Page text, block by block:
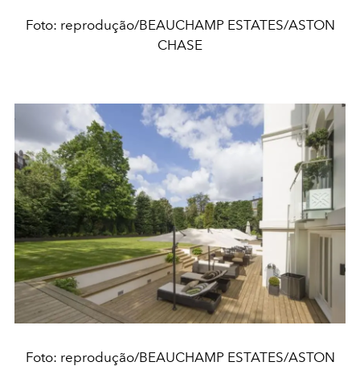
Foto: reprodução/BEAUCHAMP ESTATES/ASTON
CHASE
Foto: reprodução/BEAUCHAMP ESTATES/ASTON